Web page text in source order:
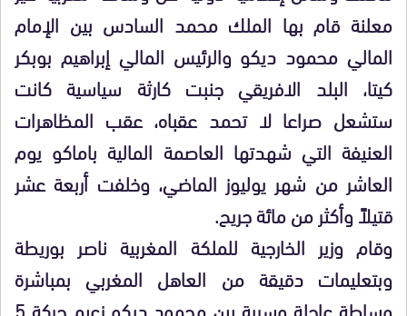
معلنة قام بها الملك محمد السادس بين الإمام
المالي محمود ديكو والرئيس المالي إبراهيم بوبكر
كيتا، البلد الافريقي جنبت كارثة سياسية كانت
ستشعل صراعا لا تحمد عقباه، عقب المظاهرات
العنيفة التي شهدتها العاصمة المالية باماكو يوم
العاشر من شهر يوليوز الماضي، وخلفت أربعة عشر
قتيلاً وأكثر من مائة جريح.
وقام وزير الخارجية للملكة المغربية ناصر بوريطة
وبتعليمات دقيقة من العاهل المغربي بمباشرة